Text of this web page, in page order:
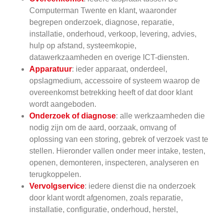
Computerman Twente en klant, waaronder
begrepen onderzoek, diagnose, reparatie,
installatie, onderhoud, verkoop, levering, advies,
hulp op afstand, systeemkopie,
datawerkzaamheden en overige ICT-diensten.
Apparatuur: ieder apparaat, onderdeel,
opslagmedium, accessoire of systeem waarop de
overeenkomst betrekking heeft of dat door klant
wordt aangeboden.
Onderzoek of diagnose: alle werkzaamheden die
nodig zijn om de aard, oorzaak, omvang of
oplossing van een storing, gebrek of verzoek vast te
stellen. Hieronder vallen onder meer intake, testen,
openen, demonteren, inspecteren, analyseren en
terugkoppelen.
Vervolgservice: iedere dienst die na onderzoek
door klant wordt afgenomen, zoals reparatie,
installatie, configuratie, onderhoud, herstel,